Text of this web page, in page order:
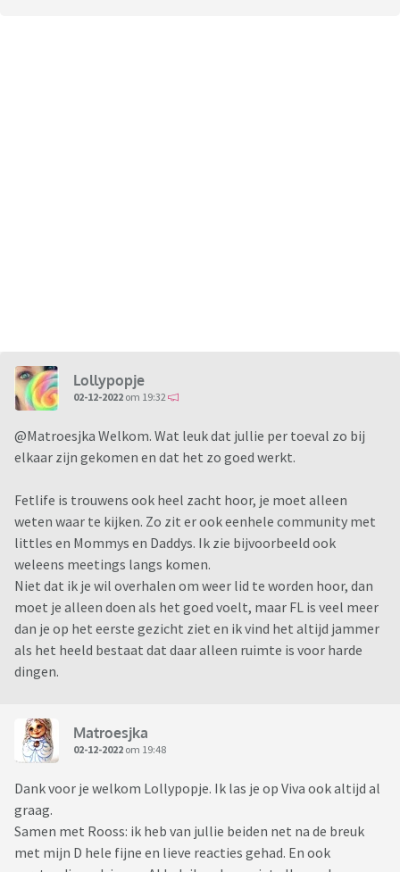
Lollypopje
02-12-2022 om 19:32
@Matroesjka Welkom. Wat leuk dat jullie per toeval zo bij
elkaar zijn gekomen en dat het zo goed werkt.
Fetlife is trouwens ook heel zacht hoor, je moet alleen
weten waar te kijken. Zo zit er ook eenhele community met
littles en Mommys en Daddys. Ik zie bijvoorbeeld ook
weleens meetings langs komen.
Niet dat ik je wil overhalen om weer lid te worden hoor, dan
moet je alleen doen als het goed voelt, maar FL is veel meer
dan je op het eerste gezicht ziet en ik vind het altijd jammer
als het heeld bestaat dat daar alleen ruimte is voor harde
dingen.
Matroesjka
02-12-2022 om 19:48
Dank voor je welkom Lollypopje. Ik las je op Viva ook altijd al
graag.
Samen met Rooss: ik heb van jullie beiden net na de breuk
met mijn D hele fijne en lieve reacties gehad. En ook